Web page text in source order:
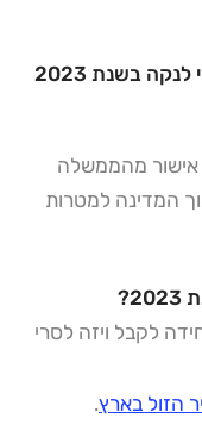
בשנת 2023
אישור מהממשלה
המדינה למטרות
לקבל ויזה לסרי
הזול בארץ.